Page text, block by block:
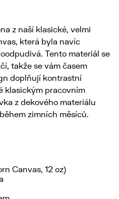
z naší klasické, velmi
která byla navíc
Tento materiál se
takže se vám časem
doplňují kontrastní
klasickým pracovním
z dekového materiálu
zimních měsíců.
Canvas, 12 oz)